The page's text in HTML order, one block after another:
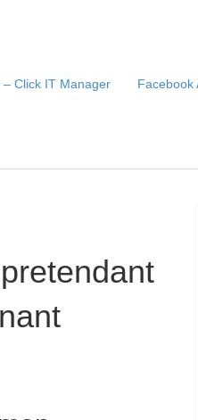
– Click IT Manager Facebook